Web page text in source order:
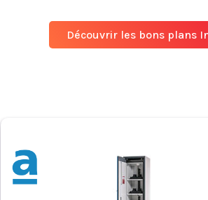
Découvrir les bons plans